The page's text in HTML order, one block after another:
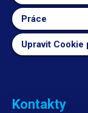
Práce
Upravit Cookie
Kontakty